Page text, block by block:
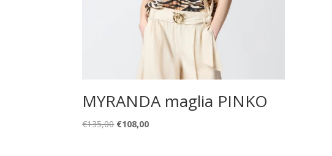
MYRANDA maglia PINKO
€135,00 Il
€108,00Il